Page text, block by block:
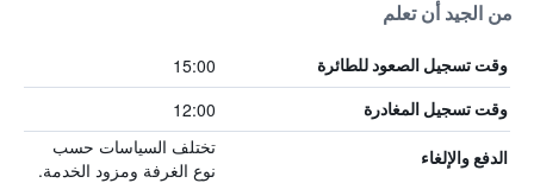
من الجيد أن تعلم
وقت تسجيل الصعود للطائرة 15:00
وقت تسجيل المغادرة 12:00
الدفع والإلغاء
تختلف السياسات حسب
نوع الغرفة ومزود الخدمة.